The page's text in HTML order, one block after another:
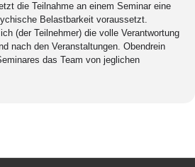
die Teilnahme an einem Seminar eine
Belastbarkeit voraussetzt.
(der Teilnehmer) die volle Verantwortung
nach den Veranstaltungen. Obendrein
das Team von jeglichen